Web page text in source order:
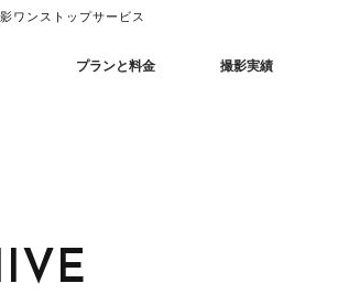
ワンストップサービス
プランと料金 撮影実績